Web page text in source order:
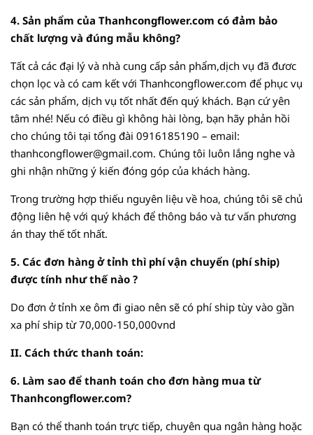
4. Sản phẩm của Thanhcongflower.com có đảm bảo
chất lượng và đúng mẫu không?
Tất cả các đại lý và nhà cung cấp sản phẩm,dịch vụ đã đươc
chọn lọc và có cam kết với Thanhcongflower.com để phục vụ
các sản phẩm, dịch vụ tốt nhất đến quý khách. Bạn cứ yên
tâm nhé! Nếu có điều gì không hài lòng, bạn hãy phản hồi
cho chúng tôi tại tổng đài 0916185190 – email:
thanhcongflower@gmail.com. Chúng tôi luôn lắng nghe và
ghi nhận những ý kiến đóng góp của khách hàng.
Trong trường hợp thiếu nguyên liệu về hoa, chúng tôi sẽ chủ
động liên hệ với quý khách để thông báo và tư vấn phương
án thay thế tốt nhất.
5. Các đơn hàng ở tỉnh thì phí vận chuyển (phí ship)
được tính như thế nào ?
Do đơn ở tỉnh xe ôm đi giao nên sẽ có phí ship tùy vào gần
xa phí ship từ 70,000-150,000vnd
II. Cách thức thanh toán:
6. Làm sao để thanh toán cho đơn hàng mua từ
Thanhcongflower.com?
Bạn có thể thanh toán trực tiếp, chuyên qua ngân hàng hoặc